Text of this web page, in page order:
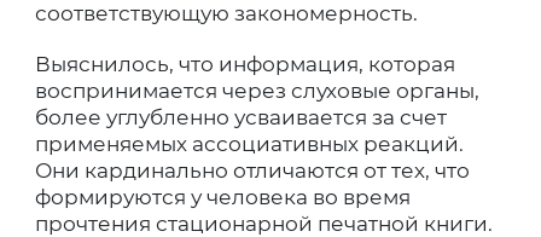
соответствующую закономерность.
Выяснилось, что информация, которая
воспринимается через слуховые органы,
более углубленно усваивается за счет
применяемых ассоциативных реакций.
Они кардинально отличаются от тех, что
формируются у человека во время
прочтения стационарной печатной книги.